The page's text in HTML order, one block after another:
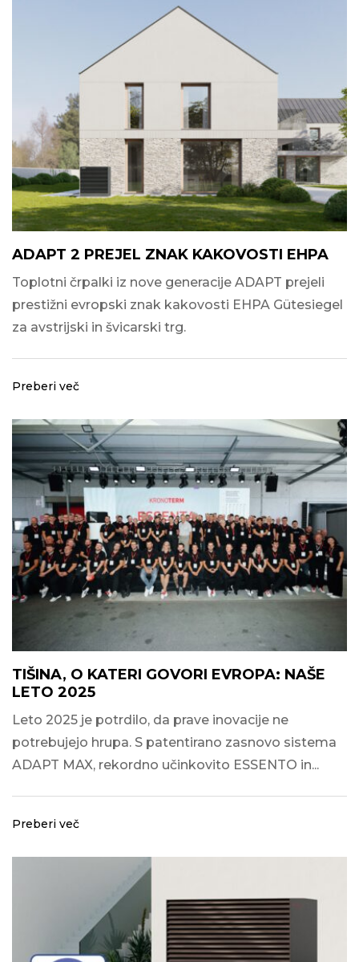
ADAPT 2 PREJEL ZNAK KAKOVOSTI EHPA
Toplotni črpalki iz nove generacije ADAPT prejeli
prestižni evropski znak kakovosti EHPA Gütesiegel
za avstrijski in švicarski trg.
Preberi več
TIŠINA, O KATERI GOVORI EVROPA: NAŠE
LETO 2025
Leto 2025 je potrdilo, da prave inovacije ne
potrebujejo hrupa. S patentirano zasnovo sistema
ADAPT MAX, rekordno učinkovito ESSENTO in...
Preberi več